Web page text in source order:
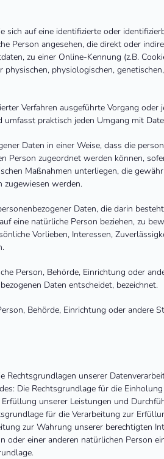
sich auf eine identifizierte oder
Person angesehen, die direkt oder
zu einer Online-Kennung (z.B.
physiologischen,
Verfahren ausgeführte Vorgang
praktisch jeden Umgang mit
Daten in einer Weise, dass die
Person zugeordnet werden können,
Maßnahmen unterliegen, die
zugewiesen werden.
Daten, die darin
eine natürliche Person beziehen, zu
Vorlieben, Interessen,
Person, Behörde, Einrichtung oder
Daten entscheidet, bezeichnet.
Behörde, Einrichtung oder andere
Rechtsgrundlagen unserer
Die Rechtsgrundlage für die
unserer Leistungen und
für die Verarbeitung zur
zur Wahrung unserer berechtigten
einer anderen natürlichen Person